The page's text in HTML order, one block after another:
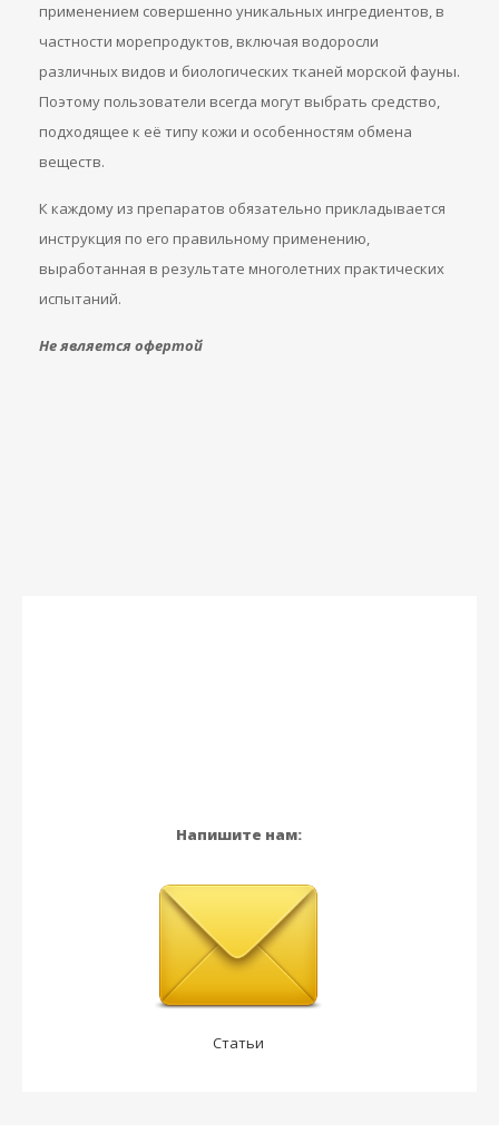
применением совершенно уникальных ингредиентов, в
частности морепродуктов, включая водоросли
различных видов и биологических тканей морской фауны.
Поэтому пользователи всегда могут выбрать средство,
подходящее к её типу кожи и особенностям обмена
веществ.
К каждому из препаратов обязательно прикладывается
инструкция по его правильному применению,
выработанная в результате многолетних практических
испытаний.
Не является офертой
Напишите нам:
Статьи